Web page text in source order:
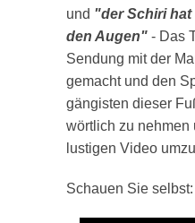
und "der Schiri hat
den Augen" - Das
Sendung mit der
gemacht und den
gängisten dieser
wörtlich zu
lustigen Video
Schauen Sie selbst: